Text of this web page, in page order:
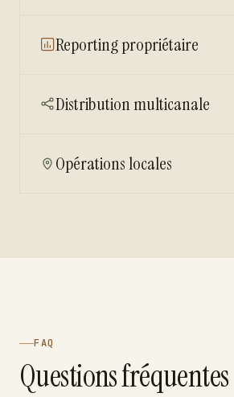
Reporting propriétaire
Distribution multicanale
Opérations locales
FAQ
Questions fréquentes